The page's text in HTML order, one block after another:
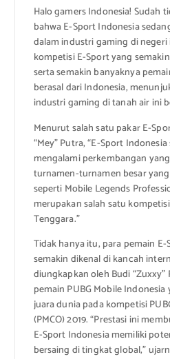
Halo gamers Indonesia! Sudah
bahwa E-Sport Indonesia
dalam industri gaming di
kompetisi E-Sport yang
serta semakin banyaknya
berasal dari Indonesia,
industri gaming di tanah air ini
Menurut salah satu pakar E-
“Mey” Putra, “E-Sport
mengalami perkembangan
turnamen-turnamen besar
seperti Mobile Legends
merupakan salah satu
Tenggara.”
Tidak hanya itu, para pemain
semakin dikenal di kancah
diungkapkan oleh Budi “Zuxxy”
pemain PUBG Mobile
juara dunia pada kompetisi
(PMCO) 2019. “Prestasi ini
E-Sport Indonesia memiliki
bersaing di tingkat global,”